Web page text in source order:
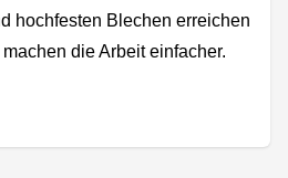
hochfesten Blechen erreichen
die Arbeit einfacher.